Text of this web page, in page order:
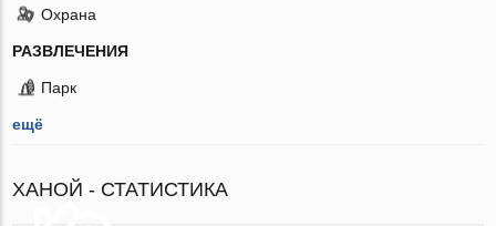
Охрана
РАЗВЛЕЧЕНИЯ
Парк
ещё
ХАНОЙ - СТАТИСТИКА